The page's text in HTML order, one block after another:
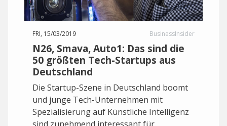
FRI, 15/03/2019 BusinessInsider
N26, Smava, Auto1: Das sind die
50 größten Tech-Startups aus
Deutschland
Die Startup-Szene in Deutschland boomt
und junge Tech-Unternehmen mit
Spezialisierung auf Künstliche Intelligenz